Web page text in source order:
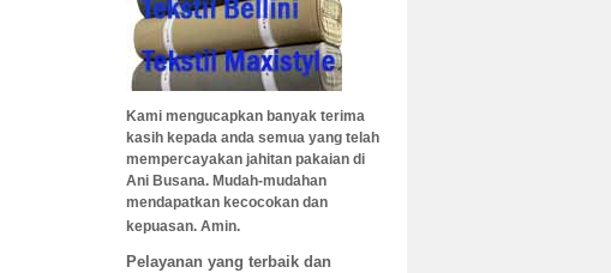
Kami mengucapkan banyak terima
kasih kepada anda semua yang telah
mempercayakan jahitan pakaian di
Ani Busana. Mudah-mudahan
mendapatkan kecocokan dan
kepuasan. Amin.
Pelayanan yang terbaik dan